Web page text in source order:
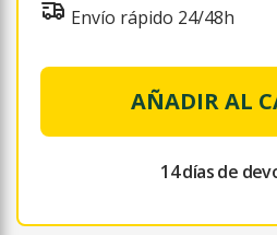
Envío rápido 24/48h
AÑADIR AL
14 días de